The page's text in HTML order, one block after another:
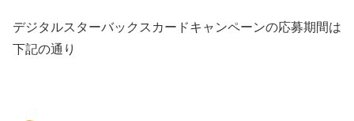
デジタルスターバックスカードキャンペーンの応募期間は
下記の通り